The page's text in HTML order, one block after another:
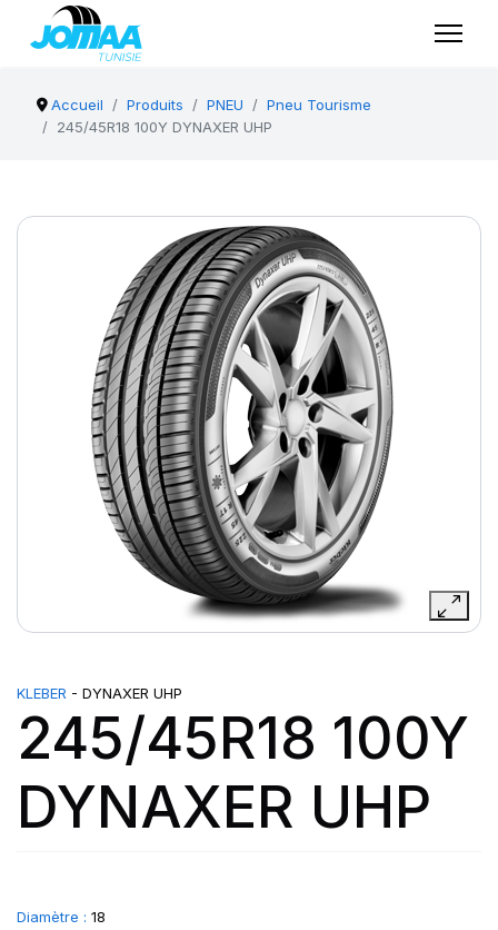
Accueil Produits PNEU
Pneu Tourisme
245/45R18 100Y DYNAXER UHP
KLEBER - DYNAXER UHP
245/45R18 100Y
DYNAXER UHP
Diamètre : 18